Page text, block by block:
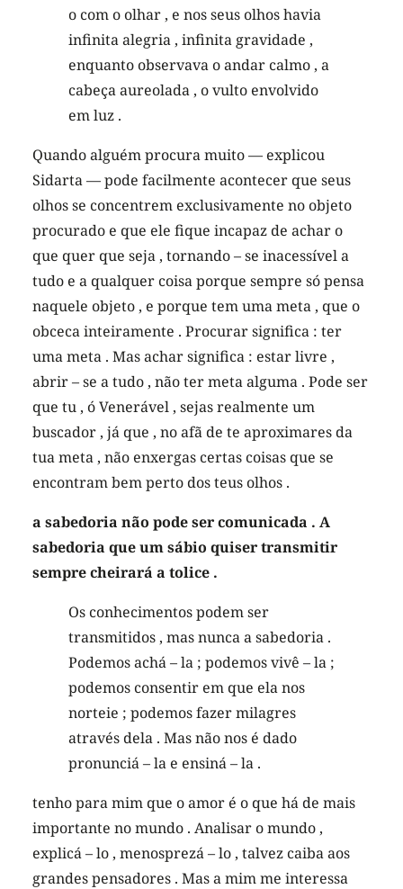
o com o olhar , e nos seus olhos havia
infinita alegria , infinita gravidade ,
enquanto observava o andar calmo , a
cabeça aureolada , o vulto envolvido
em luz .
Quando alguém procura muito — explicou
Sidarta — pode facilmente acontecer que seus
olhos se concentrem exclusivamente no objeto
procurado e que ele fique incapaz de achar o
que quer que seja , tornando – se inacessível a
tudo e a qualquer coisa porque sempre só pensa
naquele objeto , e porque tem uma meta , que o
obceca inteiramente . Procurar significa : ter
uma meta . Mas achar significa : estar livre ,
abrir – se a tudo , não ter meta alguma . Pode ser
que tu , ó Venerável , sejas realmente um
buscador , já que , no afã de te aproximares da
tua meta , não enxergas certas coisas que se
encontram bem perto dos teus olhos .
a sabedoria não pode ser comunicada . A
sabedoria que um sábio quiser transmitir
sempre cheirará a tolice .
Os conhecimentos podem ser
transmitidos , mas nunca a sabedoria .
Podemos achá – la ; podemos vivê – la ;
podemos consentir em que ela nos
norteie ; podemos fazer milagres
através dela . Mas não nos é dado
pronunciá – la e ensiná – la .
tenho para mim que o amor é o que há de mais
importante no mundo . Analisar o mundo ,
explicá – lo , menosprezá – lo , talvez caiba aos
grandes pensadores . Mas a mim me interessa